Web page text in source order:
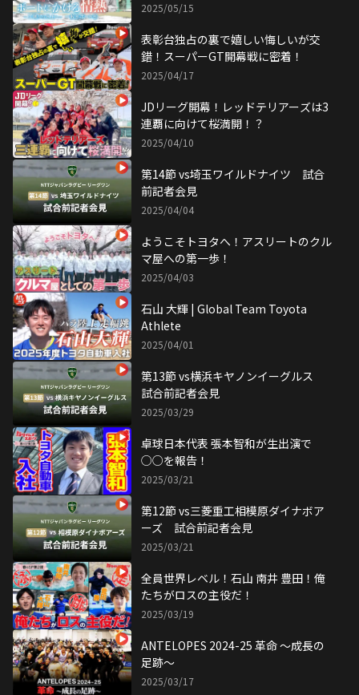
2025/05/15
表彰台独占の裏で嬉しい悔しいが交
錯！スーパーGT開幕戦に密着！
2025/04/17
JDリーグ開幕！レッドテリアーズは3
連覇に向けて桜満開！？
2025/04/10
第14節 vs埼玉ワイルドナイツ 試合
前記者会見
2025/04/04
ようこそトヨタへ！アスリートのクル
マ屋への第一歩！
2025/04/03
石山 大輝 | Global Team Toyota
Athlete
2025/04/01
第13節 vs横浜キヤノンイーグルス
試合前記者会見
2025/03/29
卓球日本代表 張本智和が生出演で
○○を報告！
2025/03/21
第12節 vs三菱重工相模原ダイナボア
ーズ 試合前記者会見
2025/03/21
全員世界レベル！石山 南井 豊田！俺
たちがロスの主役だ！
2025/03/19
ANTELOPES 2024-25 革命 ～成長の
足跡～
2025/03/17